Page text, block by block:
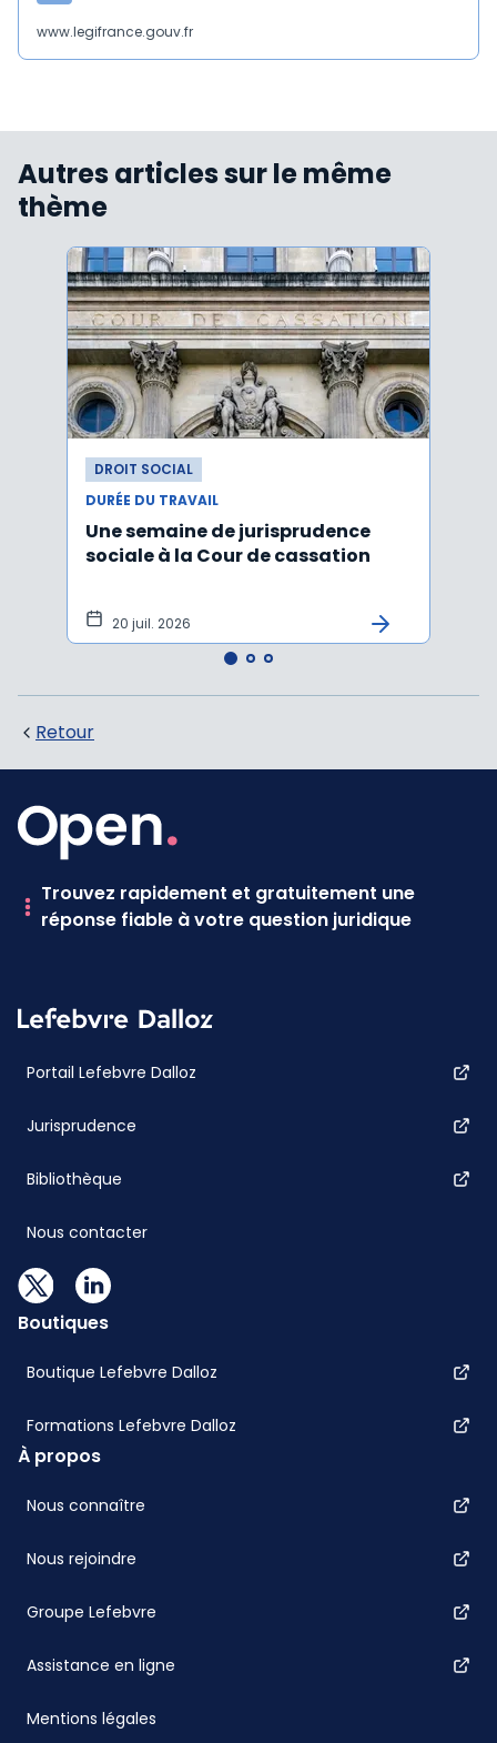
www.legifrance.gouv.fr
Autres articles sur le même
thème
DROIT SOCIAL
DURÉE DU TRAVAIL
Une semaine de jurisprudence
sociale à la Cour de cassation
20 juil. 2026
Retour
Trouvez rapidement et gratuitement une
réponse fiable à votre question juridique
Portail Lefebvre Dalloz
Jurisprudence
Bibliothèque
Nous contacter
Boutiques
Boutique Lefebvre Dalloz
Formations Lefebvre Dalloz
À propos
Nous connaître
Nous rejoindre
Groupe Lefebvre
Assistance en ligne
Mentions légales